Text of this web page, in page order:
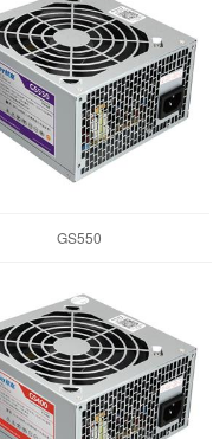
GS550